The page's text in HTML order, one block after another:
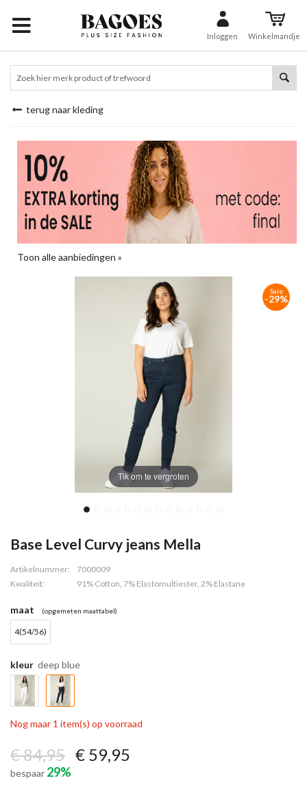
Inloggen Winkelmandje
terug naar kleding
Toon alle aanbiedingen »
Tik om te vergroten
Sale
-29%
Base Level Curvy jeans Mella
Artikelnummer:
7000009
Kwaliteit:
91% Cotton, 7% Elastomultiester, 2% Elastane
maat (opgemeten maattabel)
4(54/56)
kleur deep blue
Nog maar 1 item(s) op voorraad
€ 84,95 € 59,95
bespaar 29%